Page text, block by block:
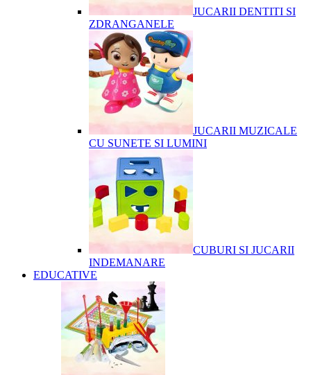
JUCARII DENTITI SI
ZDRANGANELE
JUCARII MUZICALE
CU SUNETE SI LUMINI
CUBURI SI JUCARII
INDEMANARE
EDUCATIVE